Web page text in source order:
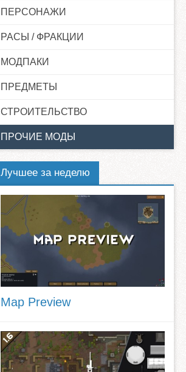
ПЕРСОНАЖИ
РАСЫ / ФРАКЦИИ
МОДПАКИ
ПРЕДМЕТЫ
СТРОИТЕЛЬСТВО
ПРОЧИЕ МОДЫ
Лучшее за неделю
Map Preview